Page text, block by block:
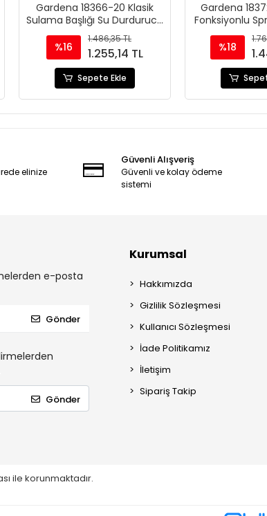
Gardena 18366-20 Klasik
Sulama Başlığı Su Durdurucu
Seti
%16
1.486,35 TL
1.255,14 TL
Sepete Ekle
Gardena
Fonksiyonlu
%18
elinize
Güvenli Alışveriş
Güvenli ve kolay ödeme
sistemi
e-posta
Gönder
Gönder
Kurumsal
Hakkımızda
Gizlilik Sözleşmesi
Kullanıcı Sözleşmesi
İade Politikamız
İletişim
Sipariş Takip
ile korunmaktadır.